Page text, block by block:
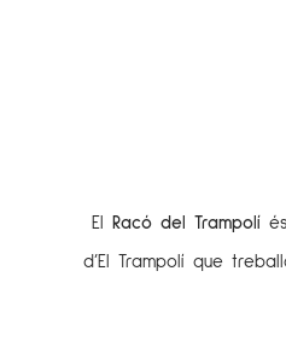
El Racó del Trampolí
d’El Trampolí que